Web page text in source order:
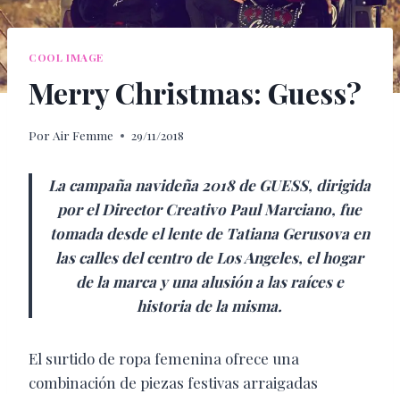
COOL IMAGE
Merry Christmas: Guess?
Por Air Femme 29/11/2018
La campaña navideña 2018 de GUESS, dirigida
por el Director Creativo Paul Marciano, fue
tomada desde el lente de Tatiana Gerusova en
las calles del centro de Los Angeles, el hogar
de la marca y una alusión a las raíces e
historia de la misma.
El surtido de ropa femenina ofrece una
combinación de piezas festivas arraigadas